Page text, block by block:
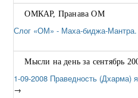
ОМКАР, Пранава ОМ
Слог «ОМ» - Маха-биджа-
Мысли на день за сентябрь
1-09-2008 Праведность (Дхарма)
→